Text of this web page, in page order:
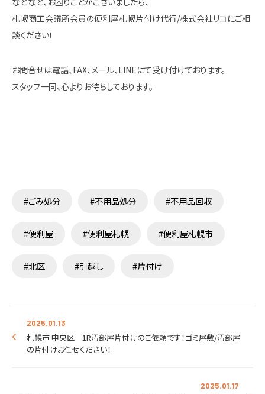
札幌商工会議所会員の便利屋札幌片付け代行/株式会社リコにご相
談ください！
お問合せは電話、FAX、メール、LINEにて受け付けております。
スタッフ一同、心よりお待ちしております。
#ごみ処分 #不用品処分 #不用品回収
#便利屋 #便利屋札幌 #便利屋札幌市
#北区 #引越し #片付け
2025.01.13
札幌市 中央区 1R汚部屋片付けのご依頼です！ゴミ屋敷/汚部屋
の片付けお任せください！
2025.01.17